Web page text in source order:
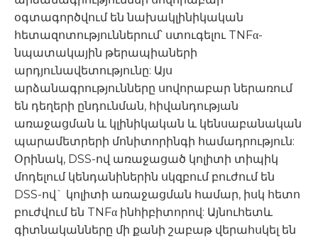
օգտագործվում են նախակլինիկական
հետազոտություններում՝ ստուգելու TNFα-
նպատակային թերապիաների
արդյունավետությունը: Այս
արձանագրությունները սովորաբար ներառում
են դեղերի ընդունման, հիվանդության
առաջացման և կլինիկական և կենսաբանական
պարամետրերի մոնիտորինգի համադրություն:
Օրինակ, DSS-ով առաջացած կոլիտի տիպիկ
մոդելում կենդանիներին սկզբում բուժում են
DSS-ով` կոլիտի առաջացման համար, իսկ հետո
բուժվում են TNFα ինհիբիտորով: Այնուհետև
գիտնականները մի քանի շաբաթ վերահսկել են